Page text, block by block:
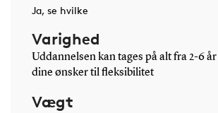
Ja, se hvilke
Varighed
Uddannelsen kan tages på alt fra 2-6
dine ønsker til fleksibilitet
Vægt